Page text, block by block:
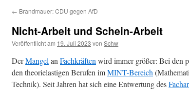
← Brandmauer: CDU gegen AfD
Nicht-Arbeit und Schein-Arbeit
Veröffentlicht am 19. Juli 2023 von Schw
DerMangel an Fachkräften wird immer größer: Bei den
den theorielastigen Berufen imMINT-Bereich
Technik). Seit Jahren hat sich eine Entwertung des